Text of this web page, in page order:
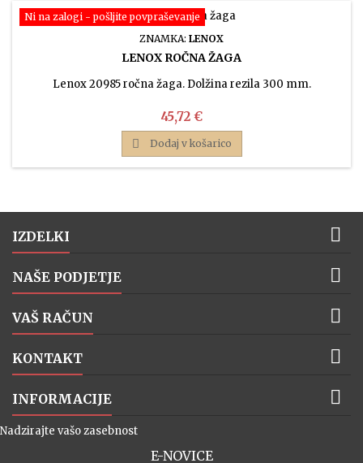
Ni na zalogi - pošljite povpraševanje
ZNAMKA: LENOX
LENOX ROČNA ŽAGA
Lenox 20985 ročna žaga. Dolžina rezila 300 mm.
Cena
45,72 €
 Dodaj v košarico
IZDELKI 
NAŠE PODJETJE 
VAŠ RAČUN 
KONTAKT 
INFORMACIJE 
Nadzirajte vašo zasebnost
E-NOVICE